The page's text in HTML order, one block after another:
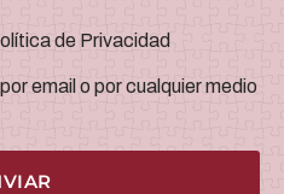
de Privacidad
email o por cualquier medio